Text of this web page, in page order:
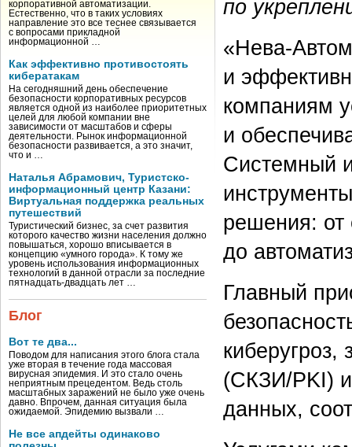
корпоративной автоматизации.
Естественно, что в таких условиях
направление это все теснее связывается
с вопросами прикладной
информационной …
Как эффективно противостоять
кибератакам
На сегодняшний день обеспечение
безопасности корпоративных ресурсов
является одной из наиболее приоритетных
целей для любой компании вне
зависимости от масштабов и сферы
деятельности. Рынок информационной
безопасности развивается, а это значит,
что и …
Наталья Абрамович, Туристско-
информационный центр Казани:
Виртуальная поддержка реальных
путешествий
Туристический бизнес, за счет развития
которого качество жизни населения должно
повышаться, хорошо вписывается в
концепцию «умного города». К тому же
уровень использования информационных
технологий в данной отрасли за последние
пятнадцать-двадцать лет …
Блог
Вот те два...
Поводом для написания этого блога стала
уже вторая в течение года массовая
вирусная эпидемия. И это стало очень
неприятным прецедентом. Ведь столь
масштабных заражений не было уже очень
давно. Впрочем, данная ситуация была
ожидаемой. Эпидемию вызвали …
Не все апдейты одинаково
по
«Нева-
и
компаниям
и
Системный
решения: от
до
Главный
киберугроз,
(СКЗИ/PKI)
данных,